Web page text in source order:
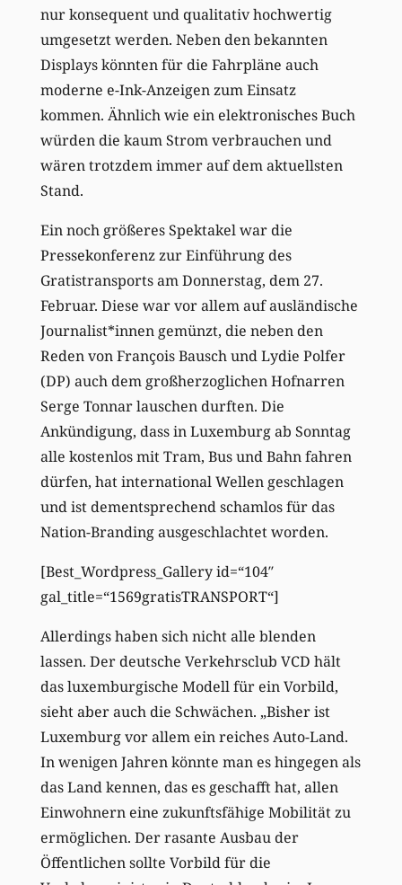
nur konsequent und qualitativ hochwertig
umgesetzt werden. Neben den bekannten
Displays könnten für die Fahrpläne auch
moderne e-Ink-Anzeigen zum Einsatz
kommen. Ähnlich wie ein elektronisches Buch
würden die kaum Strom verbrauchen und
wären trotzdem immer auf dem aktuellsten
Stand.
Ein noch größeres Spektakel war die
Pressekonferenz zur Einführung des
Gratistransports am Donnerstag, dem 27.
Februar. Diese war vor allem auf ausländische
Journalist*innen gemünzt, die neben den
Reden von François Bausch und Lydie Polfer
(DP) auch dem großherzoglichen Hofnarren
Serge Tonnar lauschen durften. Die
Ankündigung, dass in Luxemburg ab Sonntag
alle kostenlos mit Tram, Bus und Bahn fahren
dürfen, hat international Wellen geschlagen
und ist dementsprechend schamlos für das
Nation-Branding ausgeschlachtet worden.
[Best_Wordpress_Gallery id=“104″
gal_title=“1569gratisTRANSPORT“]
Allerdings haben sich nicht alle blenden
lassen. Der deutsche Verkehrsclub VCD hält
das luxemburgische Modell für ein Vorbild,
sieht aber auch die Schwächen. „Bisher ist
Luxemburg vor allem ein reiches Auto-Land.
In wenigen Jahren könnte man es hingegen als
das Land kennen, das es geschafft hat, allen
Einwohnern eine zukunftsfähige Mobilität zu
ermöglichen. Der rasante Ausbau der
Öffentlichen sollte Vorbild für die